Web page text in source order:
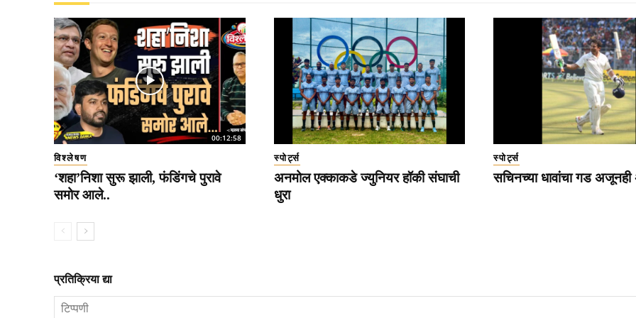
00:12:58
विश्लेषण
‘शहा’निशा सुरू झाली, फंडिंगचे पुरावे
समोर आले..
स्पोर्ट्स
अनमोल एक्काकडे ज्युनियर हॉकी संघाची
धुरा
स्पोर्ट्स
सचिनच्या धावांचा गड अजूनही
प्रतिक्रिया द्या